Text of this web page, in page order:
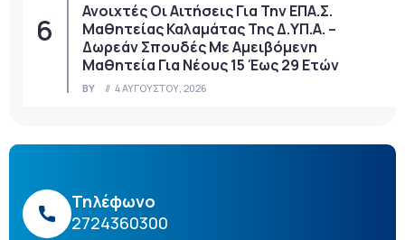
Ανοιχτές Οι Αιτήσεις Για Την ΕΠΑ.Σ.
Μαθητείας Καλαμάτας Της Δ.ΥΠ.Α. –
Δωρεάν Σπουδές Με Αμειβόμενη
Μαθητεία Για Νέους 15 Έως 29 Ετών
BY 4 ΑΥΓΟΎΣΤΟΥ, 2026
Τηλέφωνο
2724360300